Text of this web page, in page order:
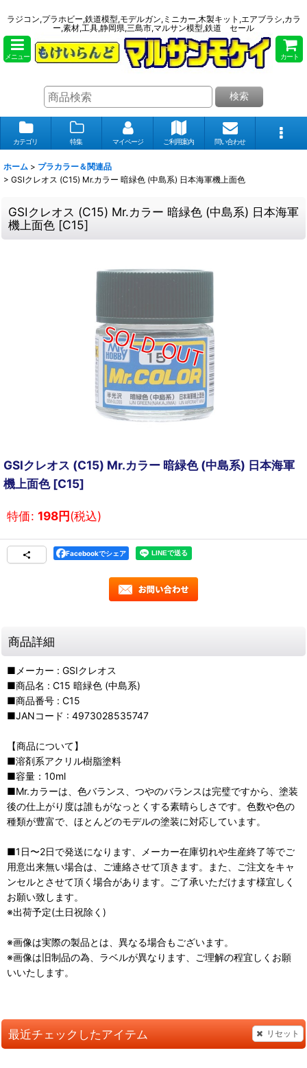
ラジコン,プラホビー,鉄道模型,モデルガン,ミニカー,木製キット,エアブラシ,カラ
ー,素材,工具,静岡県,三島市,マルサン模型,鉄道 セール
メニュー カート
検索
カテゴリ 特集 マイページ ご利用案内 問い合わせ
ホーム > プラカラー＆関連品
> GSIクレオス (C15) Mr.カラー 暗緑色 (中島系) 日本海軍機上面色
GSIクレオス (C15) Mr.カラー 暗緑色 (中島系) 日本海軍
機上面色 [C15]
GSIクレオス (C15) Mr.カラー 暗緑色 (中島系) 日本海軍
機上面色[C15]
特価: 198円(税込)
Facebookでシェア
商品詳細
■メーカー : GSIクレオス
■商品名 : C15 暗緑色 (中島系)
■商品番号 : C15
■JANコード : 4973028535747
【商品について】
■溶剤系アクリル樹脂塗料
■容量：10ml
■Mr.カラーは、色バランス、つやのバランスは完璧ですから、塗装
後の仕上がり度は誰もがなっとくする素晴らしさです。色数や色の
種類が豊富で、ほとんどのモデルの塗装に対応しています。
■1日〜2日で発送になります、メーカー在庫切れや生産終了等でご
用意出来無い場合は、ご連絡させて頂きます。また、ご注文をキャ
ンセルとさせて頂く場合があります。ご了承いただけます様宜しく
お願い致します。
※出荷予定(土日祝除く)
※画像は実際の製品とは、異なる場合もございます。
※画像は旧制品の為、ラベルが異なります、ご理解の程宜しくお願
いいたします。
最近チェックしたアイテム リセット